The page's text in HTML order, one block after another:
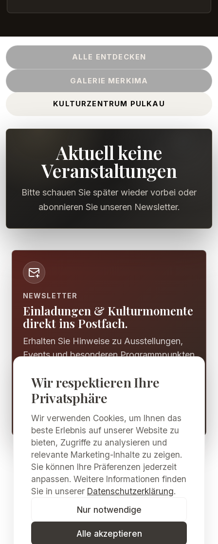
Wir respektieren Ihre
Privatsphäre
Wir verwenden Cookies, um Ihnen das
beste Erlebnis auf unserer Website zu
bieten, Zugriffe zu analysieren und
relevante Marketing-Inhalte zu zeigen.
Sie können Ihre Präferenzen jederzeit
anpassen. Weitere Informationen finden
Sie in unserer Datenschutzerklärung.
Nur notwendige
Alle akzeptieren
ALLE ENTDECKEN
GALERIE MERKIMA
KULTURZENTRUM PULKAU
Aktuell keine
Veranstaltungen
Bitte schauen Sie später wieder vorbei oder
abonnieren Sie unseren Newsletter.
NEWSLETTER
Einladungen & Kulturmomente
direkt ins Postfach.
Erhalten Sie Hinweise zu Ausstellungen,
Events und besonderen Programmpunkten
Kulturzentrums Pulkau.